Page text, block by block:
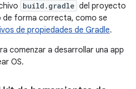
build.gradle del proyecto
de forma correcta, como se
de propiedades de Gradle.
comenzar a desarrollar una app
OS.